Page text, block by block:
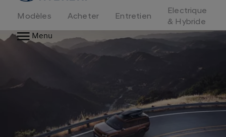
d'accueil
Modèles Acheter Entretien
Electrique
& Hybride
Menu